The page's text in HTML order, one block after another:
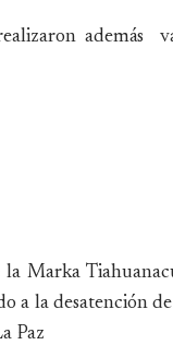
además
Marka
a la desatención
Paz